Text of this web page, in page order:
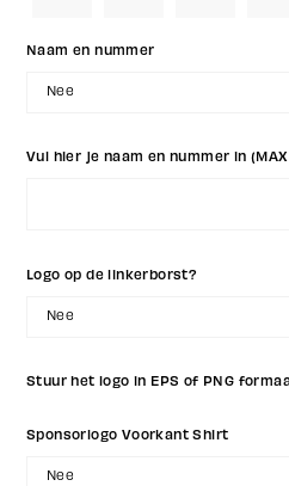
Naam en nummer
Nee
Vul hier je naam en nummer in
Logo op de linkerborst?
Nee
Stuur het logo in EPS of PNG
Sponsorlogo Voorkant Shirt
Nee